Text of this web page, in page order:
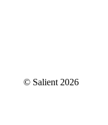
© Salient 2026